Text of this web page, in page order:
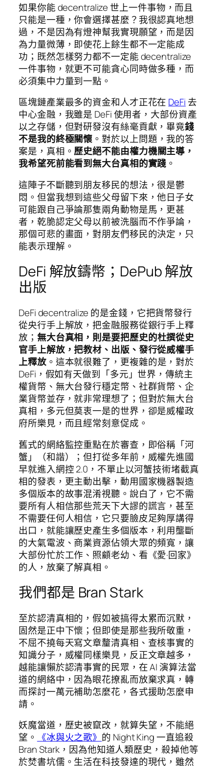
如果你能 decentralize 世上一件事物，而且
只能是一種，你會選擇甚麼？我很認真地想
過，不是因為有燈神幫我實現願望，而是因
為力量微薄，即使花上餘生都不一定能成
功；既然怎樣努力都不一定能 decentralize
一件事物，就更不可能貪心同時做多種，而
必須集中力量到一點。
區塊鏈產業最多的資金和人才正花在 DeFi 去
中心金融，我雖是 DeFi 使用者，大部份資產
以之存儲，但對研發沒有絲毫貢獻，畢竟錢
不是我的終極關懷 。對於以上問題，我的答
案是，真相。歷史絕不能由權力機關主導，
我希望死前能看到無大台真相的實踐 。
這陣子不斷聽到朋友移民的想法，很是鬱
悶。但當我想到這些父母留下來，他日子女
可能跟自己爭論那隻兩角動物是馬，更甚
者，乾脆認定父母以前被洗腦而不作爭論，
那個可悲的畫面，對朋友們移民的決定，只
能表示理解。
DeFi 解放鑄幣；DePub 解放
出版
DeFi decentralize 的是金錢，它把貨幣發行
從央行手上解放，把金融服務從銀行手上釋
放； 無大台真相，則是要把歷史的杜撰從史
官手上解放，把教材、出版、發行從威權手
上釋放。這本就很難了，更複雜的是，對於
DeFi，假如有天做到「多元」世界，傳統主
權貨幣、無大台發行穩定幣、社群貨幣、企
業貨幣並存，就非常理想了；但對於無大台
真相，多元但莫衷一是的世界，卻是威權政
府所樂見，而且經常刻意促成。
舊式的網絡監控重點在於審查，即俗稱「河
蟹」（和諧）；但打從多年前，威權先進國
早就進入網控 2.0，不單止以河蟹技術堵截真
相的發表，更主動出擊，動用國家機器製造
多個版本的故事混淆視聽。說白了，它不需
要所有人相信那些荒天下大謬的謊言，甚至
不需要任何人相信，它只要臉皮足夠厚講得
出口，就能讓歷史產生多個版本，利用壟斷
的大氣電波、商業資源佔領大眾的頻寬，讓
大部份忙於工作、照顧老幼、看《愛·回家》
的人，放棄了解真相。
我們都是 Bran Stark
至於認清真相的，假如被搞得太累而沉默，
固然是正中下懷；但即使是那些我所敬重，
不屈不撓每天寫文章釐清真相、查核事實的
知識分子，威權同樣樂見，反正文章越多，
越能讓懶於認清事實的民眾，在 AI 演算法當
道的網絡中，因為眼花撩亂而放棄求真，轉
而探討一萬元補助怎麼花，各式援助怎麼申
請。
妖魔當道，歷史被竄改，就算失望，不能絕
望。
《冰與火之歌》 的 Night King 一直追殺
Bran Stark，因為他知道人類歷史，殺掉他等
於焚書坑儒。生活在科技發達的現代，雖然